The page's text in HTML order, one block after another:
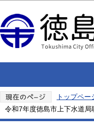
トップペー
令和7年度徳島市上下水道